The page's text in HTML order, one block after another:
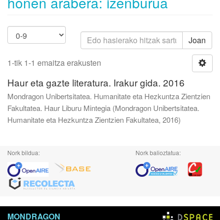
Joan
1-tik 1-1 emaitza erakusten
Haur eta gazte literatura. Irakur gida. 2016
Mondragon Unibertsitatea. Humanitate eta Hezkuntza Zientzien
Fakultatea. Haur Liburu Mintegia (Mondragon Unibertsitatea.
Humanitate eta Hezkuntza Zientzien Fakultatea, 2016)
Nork bildua: Nork balioztatua:
MONDRAGON